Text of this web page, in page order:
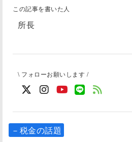
この記事を書いた人
所長
\ フォローお願いします /
－税金の話題